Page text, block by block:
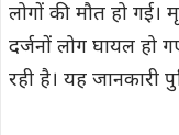
लोगों की मौत हो
दर्जनों लोग घायल हो
रही है। यह जानकारी